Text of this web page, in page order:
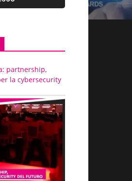
partnership,
la cybersecurity